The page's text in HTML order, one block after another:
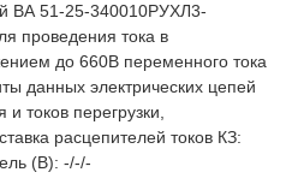
ВА 51-25-340010РУХЛ3-
проведения тока в
до 660В переменного тока
данных электрических цепей
и токов перегрузки,
расцепителей токов КЗ:
(В): -/-/-